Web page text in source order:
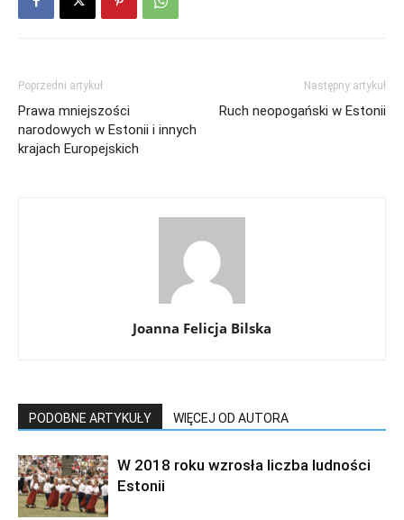
Poprzedni artykuł
Prawa mniejszości
narodowych w Estonii i innych
krajach Europejskich
Następny artykuł
Ruch neopogański w Estonii
Joanna Felicja Bilska
PODOBNE ARTYKUŁY WIĘCEJ OD AUTORA
W 2018 roku wzrosła liczba ludności
Estonii